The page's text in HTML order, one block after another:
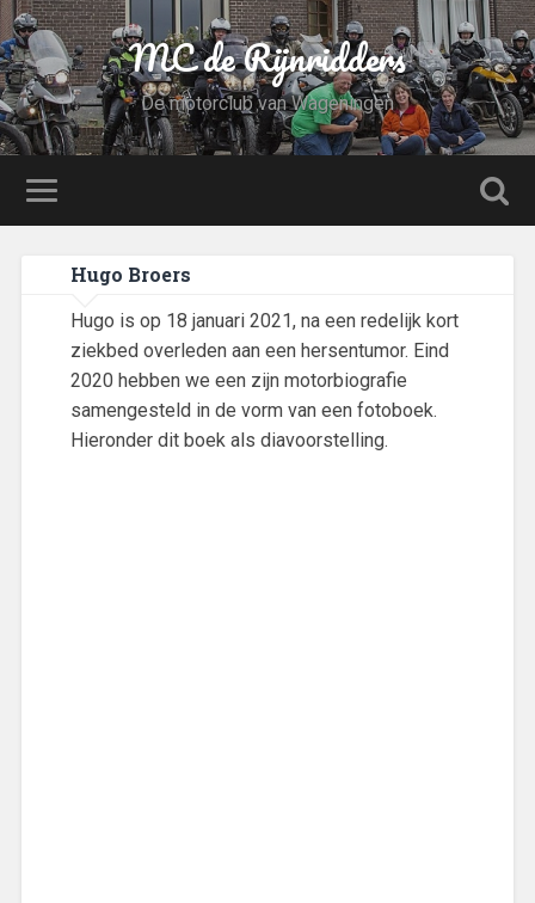
MC de Rijnridders
De motorclub van Wageningen
Hugo Broers
Hugo is op 18 januari 2021, na een redelijk kort
ziekbed overleden aan een hersentumor. Eind
2020 hebben we een zijn motorbiografie
samengesteld in de vorm van een fotoboek.
Hieronder dit boek als diavoorstelling.